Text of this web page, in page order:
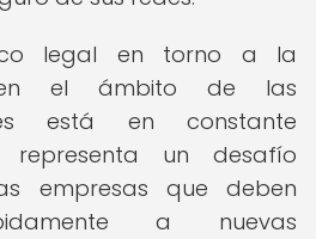
legal en torno a la
en el ámbito de las
está en constante
un desafío
empresas que deben
a nuevas